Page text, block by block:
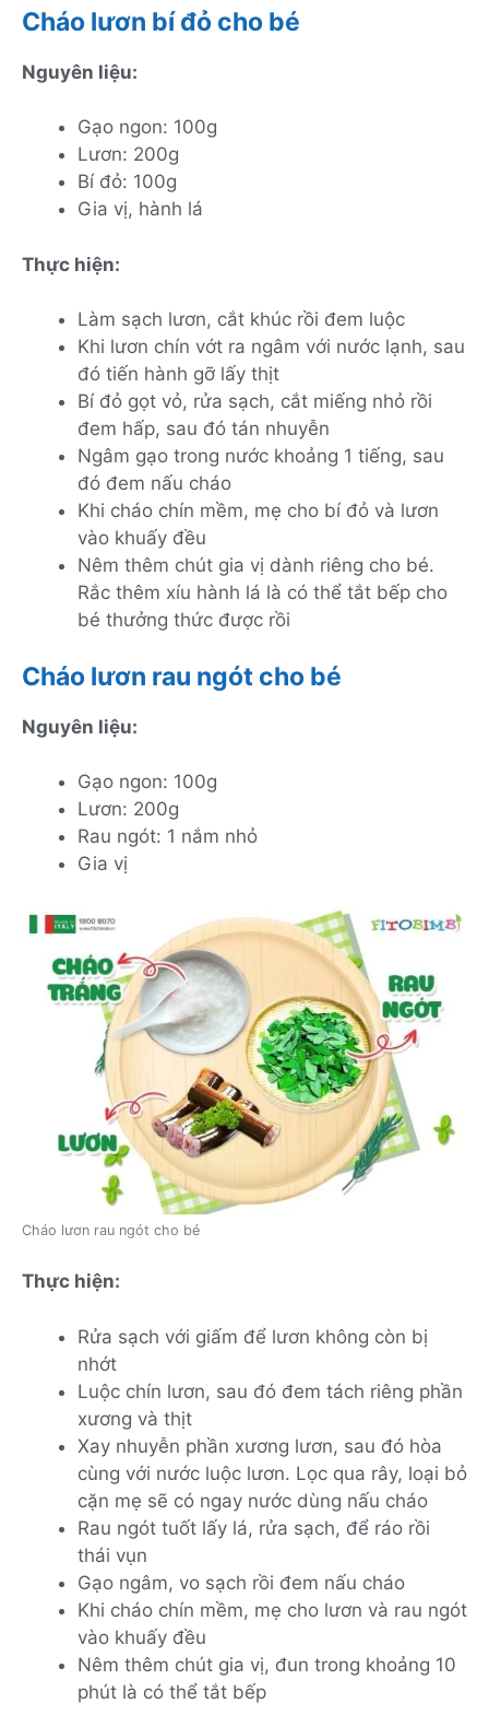
Cháo lươn bí đỏ cho bé
Nguyên liệu:
Gạo ngon: 100g
Lươn: 200g
Bí đỏ: 100g
Gia vị, hành lá
Thực hiện:
Làm sạch lươn, cắt khúc rồi đem luộc
Khi lươn chín vớt ra ngâm với nước lạnh, sau
đó tiến hành gỡ lấy thịt
Bí đỏ gọt vỏ, rửa sạch, cắt miếng nhỏ rồi
đem hấp, sau đó tán nhuyễn
Ngâm gạo trong nước khoảng 1 tiếng, sau
đó đem nấu cháo
Khi cháo chín mềm, mẹ cho bí đỏ và lươn
vào khuấy đều
Nêm thêm chút gia vị dành riêng cho bé.
Rắc thêm xíu hành lá là có thể tắt bếp cho
bé thưởng thức được rồi
Cháo lươn rau ngót cho bé
Nguyên liệu:
Gạo ngon: 100g
Lươn: 200g
Rau ngót: 1 nắm nhỏ
Gia vị
Cháo lươn rau ngót cho bé
Thực hiện:
Rửa sạch với giấm để lươn không còn bị
nhớt
Luộc chín lươn, sau đó đem tách riêng phần
xương và thịt
Xay nhuyễn phần xương lươn, sau đó hòa
cùng với nước luộc lươn. Lọc qua rây, loại bỏ
cặn mẹ sẽ có ngay nước dùng nấu cháo
Rau ngót tuốt lấy lá, rửa sạch, để ráo rồi
thái vụn
Gạo ngâm, vo sạch rồi đem nấu cháo
Khi cháo chín mềm, mẹ cho lươn và rau ngót
vào khuấy đều
Nêm thêm chút gia vị, đun trong khoảng 10
phút là có thể tắt bếp